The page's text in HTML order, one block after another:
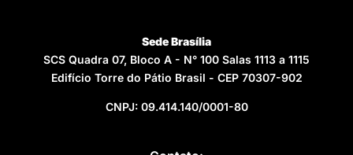
Sede Brasília
SCS Quadra 07, Bloco A - N° 100 Salas 1113 a 1115
Edifício Torre do Pátio Brasil - CEP 70307-902
CNPJ: 09.414.140/0001-80